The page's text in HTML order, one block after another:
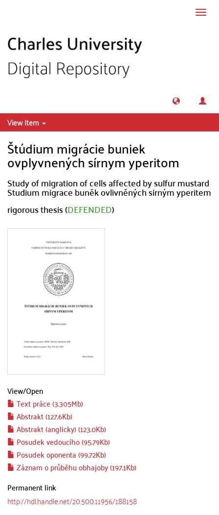
View Item
Štúdium migrácie buniek
ovplyvnených sírnym yperitom
Study of migration of cells affected by sulfur mustard
Studium migrace buněk ovlivněných sirným yperitem
rigorous thesis (DEFENDED)
View/Open
Text práce (3.305Mb)
Abstrakt (127.6Kb)
Abstrakt (anglicky) (123.0Kb)
Posudek vedoucího (95.79Kb)
Posudek oponenta (99.72Kb)
Záznam o průběhu obhajoby (197.1Kb)
Permanent link
http://hdl.handle.net/20.500.11956/188158